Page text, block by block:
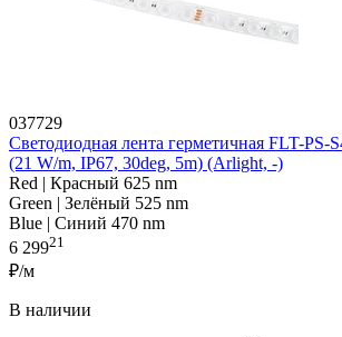
037729
Светодиодная лента герметичная FLT-PS-
(21 W/m, IP67, 30deg, 5m) (Arlight, -)
Red | Красный 625 nm
Green | Зелёный 525 nm
Blue | Синий 470 nm
6 29921
₽/м
В наличии